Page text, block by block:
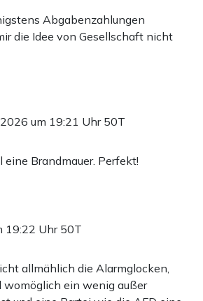
Abgabenzahlungen
die Idee von Gesellschaft nicht
um 19:21 Uhr 50T
eine Brandmauer. Perfekt!
19:22 Uhr 50T
allmählich die Alarmglocken,
womöglich ein wenig außer